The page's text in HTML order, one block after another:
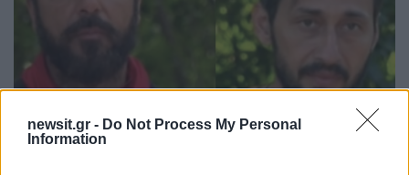
newsit.gr - Do Not Process My Personal
Information